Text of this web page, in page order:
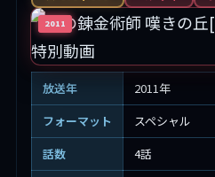
2011
放送年
2011年
フォーマット
スペシャル
話数
4話